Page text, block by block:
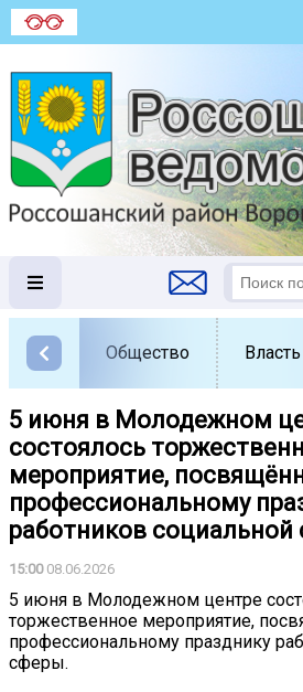
Общество Власть
5 июня в Молодежном
состоялось
мероприятие,
профессиональному
работников социальной
15:0008.06.2026
5 июня в Молодежном центре
торжественное мероприятие,
профессиональному празднику
сферы.